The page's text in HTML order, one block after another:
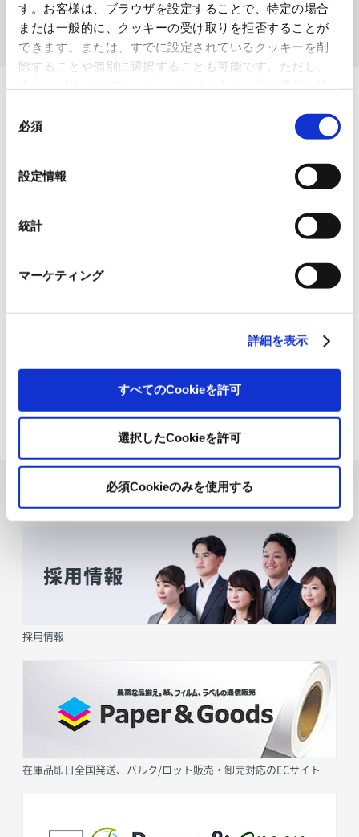
す。お客様は、ブラウザを設定することで、特定の場合
または一般的に、クッキーの受け取りを拒否することが
できます。または、すでに設定されているクッキーを削
除することや個別に選択することも可能です。ただし、
いるので、ご注意ください。これらのクッキーが受け入
れられない場合、本ウェブサイトの機能が制限される場
必須
設定情報
統計
マーケティング
詳細を表示
すべてのCookieを許可
選択したCookieを許可
必須Cookieのみを使用する
グループ紹介映像【日本語版】
2026.07.03
日本紙パルプ商事は、2026年5月30日および31日に山口県...
採用情報
在庫品即日全国発送、バルク/ロット販売・卸売対応のECサイト